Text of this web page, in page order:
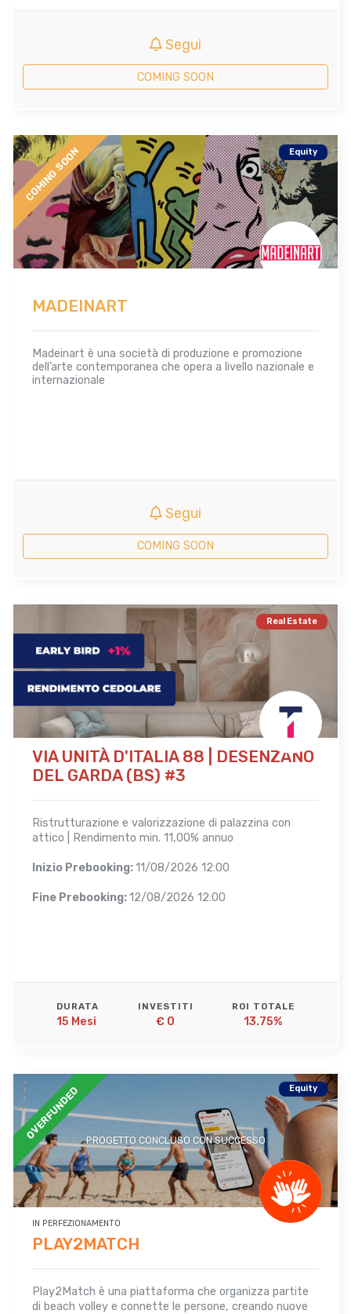
Segui
COMING SOON
COMING SOON Equity
MADEINART
Madeinart è una società di produzione e promozione
dell’arte contemporanea che opera a livello nazionale e
internazionale
Segui
COMING SOON
PROGETTO CONCLUSO CON SUCCESSO
OVERFUNDED Equity
IN PERFEZIONAMENTO
PLAY2MATCH
Play2Match è una piattaforma che organizza partite
di beach volley e connette le persone, creando nuove
Real Estate
VIA UNITÀ D'ITALIA 88 | DESENZANO
DEL GARDA (BS) #3
Ristrutturazione e valorizzazione di palazzina con
attico | Rendimento min. 11,00% annuo
Inizio Prebooking:11/08/2026 12:00
Fine Prebooking:12/08/2026 12:00
DURATA
15 Mesi
INVESTITI
€ 0
ROI TOTALE
13.75%